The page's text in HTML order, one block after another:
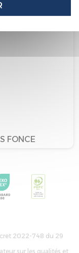
FONCE
2022-748 du 29
sur les qualités et